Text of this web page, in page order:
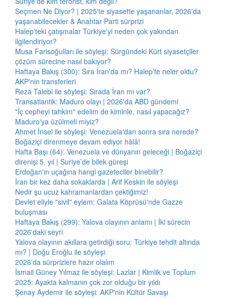
Seçmen Ne Diyor? | 2025'te siyasette yaşananlar, 2026'da
yaşanabilecekler & Anahtar Parti sürprizi
Halep'teki çatışmalar Türkiye'yi neden çok yakından
ilgilendiriyor?
Musa Farisoğulları ile söyleşi: Sürgündeki Kürt siyasetçiler
çözüm sürecine nasıl bakıyor?
Haftaya Bakış (300): Sıra İran'da mı? Halep'te neler oldu?
AKP'nin transferleri
Reza Talebi ile söyleşi: Sırada İran mı var?
Transatlantik: Maduro olayı | 2026'da ABD gündemi
"İç cepheyi tahkim" edelim de kiminle, nasıl yapacağız?
Maduro'ya üzülmeli miyiz?
Ahmet İnsel ile söyleşi: Venezuela'dan sonra sıra nerede?
Boğaziçi direnmeye devam ediyor hâlâ!
Hafta Başı (64): Venezuela ve dünyanın geleceği | Boğaziçi
direnişi 5. yıl | Suriye’de bilek güreşi
Erdoğan'ın uçağına hangi gazeteciler binebilir?
İran bir kez daha sokaklarda | Arif Keskin ile söyleşi
Nedir şu ucuz kahramanlardan çektiğimiz!
Devlet eliyle "sivil" eylem: Galata Köprüsü'nde Gazze
buluşması
Haftaya Bakış (299): Yalova olayının anlamı | İki sürecin
2026'daki seyri
Yalova olayının akıllara getirdiği soru: Türkiye tehdit altında
mı? | Doğu Eroğlu ile söyleşi
2026'da sürprizlere hazır olalım
İsmail Güney Yılmaz ile söyleşi: Lazlar | Kimlik ve Toplum
2025: Ayakta kalmanın çok zor olduğu bir yıldı
Şenay Aydemir ile söyleşi: AKP'nin Kültür Savaşı